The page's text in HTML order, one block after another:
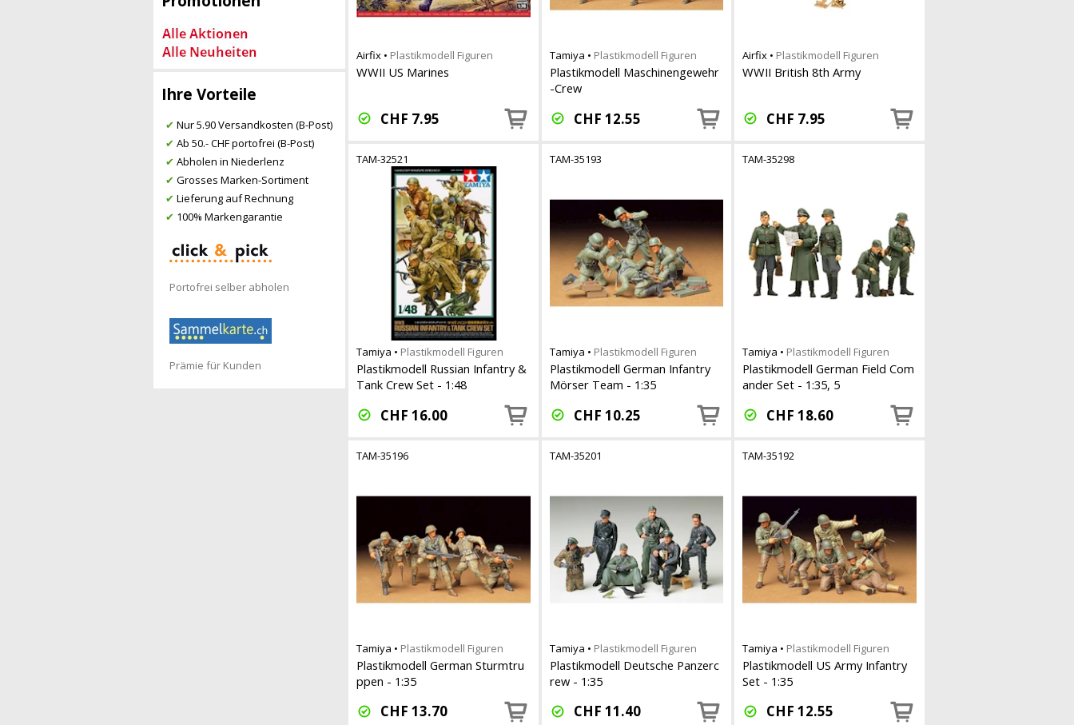
Ihre Vorteile
✔ Nur 5.90 Versandkosten (B-Post)
✔ Ab 50.- CHF portofrei (B-Post)
✔ Abholen in Niederlenz
✔ Grosses Marken-Sortiment
✔ Lieferung auf Rechnung
✔ 100% Markengarantie
Portofrei selber abholen
Prämie für Kunden
Airfix • Plastikmodell Figuren
WWII US Marines
CHF 7.95
Tamiya • Plastikmodell Figuren
Plastikmodell Maschinengewehr
-Crew
CHF 12.55
Airfix • Plastikmodell Figuren
WWII British 8th Army
CHF 7.95
TAM-32521
Tamiya • Plastikmodell Figuren
Plastikmodell Russian Infantry &
Tank Crew Set - 1:48
CHF 16.00
TAM-35193
Tamiya • Plastikmodell Figuren
Plastikmodell German Infantry
Mörser Team - 1:35
CHF 10.25
TAM-35298
Tamiya • Plastikmodell Figuren
Plastikmodell German Field Com
ander Set - 1:35, 5
CHF 18.60
TAM-35196
Tamiya • Plastikmodell Figuren
Plastikmodell German Sturmtru
ppen - 1:35
CHF 13.70
TAM-35201
Tamiya • Plastikmodell Figuren
Plastikmodell Deutsche Panzerc
rew - 1:35
CHF 11.40
TAM-35192
Tamiya • Plastikmodell Figuren
Plastikmodell US Army Infantry
Set - 1:35
CHF 12.55